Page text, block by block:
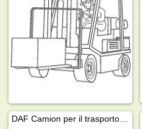
DAF Camion per il trasporto del latte